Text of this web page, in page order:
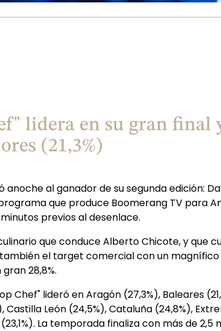
lidera en su gran final
(21,3%)
anoche al ganador de su segunda edición:
que produce Boomerang TV para
previos al desenlace.
que conduce Alberto Chicote, y que
el target comercial con un
28,8%.
Chef" lideró en Aragón (27,3%), Baleares
Castilla León (24,5%), Cataluña (24,8%),
(23,1%). La temporada finaliza con más de